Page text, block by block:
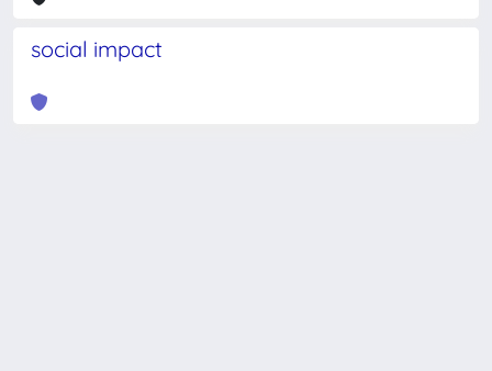
social impact